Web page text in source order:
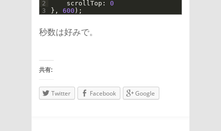
2
3
scrollTop :
0
} , 600 ) ;
秒数は好みで。
共有:
Twitter Facebook Google